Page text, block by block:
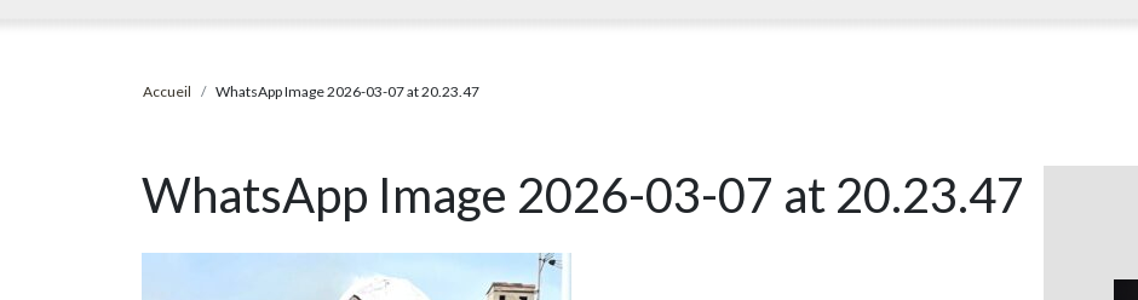
Accueil WhatsApp Image 2026-03-07 at 20.23.47
WhatsApp Image 2026-03-07 at 20.23.47